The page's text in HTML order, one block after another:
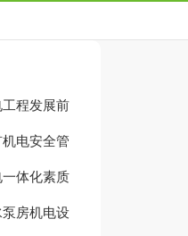
工程发展前
文
机电安全管
一体化素质
践与探索的
泵房机电设